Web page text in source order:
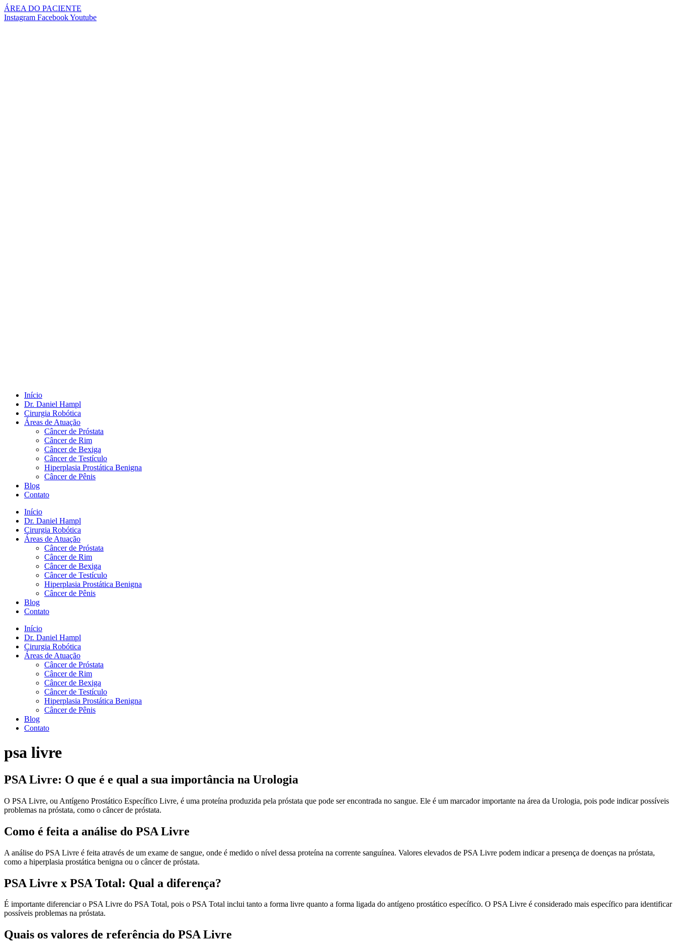
Pular
para
ÁREA DO PACIENTE
Instagram FacebookYoutube
Início
Dr. Daniel Hampl
Cirurgia Robótica
Áreas de Atuação
Câncer de Próstata
Câncer de Rim
Câncer de Bexiga
Câncer de Testículo
Hiperplasia Prostática Benigna
Câncer de Pênis
Blog
Contato
Início
Dr. Daniel Hampl
Cirurgia Robótica
Áreas de Atuação
Câncer de Próstata
Câncer de Rim
Câncer de Bexiga
Câncer de Testículo
Hiperplasia Prostática Benigna
Câncer de Pênis
Blog
Contato
Início
Dr. Daniel Hampl
Cirurgia Robótica
Áreas de Atuação
Câncer de Próstata
Câncer de Rim
Câncer de Bexiga
Câncer de Testículo
Hiperplasia Prostática Benigna
Câncer de Pênis
Blog
Contato
psa livre
PSA Livre: O que é e qual a sua importância na Urologia
O PSA Livre, ou Antígeno Prostático Específico Livre, é uma proteína produzida pela próstata que pode ser encontrada no sangue. Ele é um marcador importante na área da Urologia, pois pode indicar possíveis
problemas na próstata, como o câncer de próstata.
Como é feita a análise do PSA Livre
A análise do PSA Livre é feita através de um exame de sangue, onde é medido o nível dessa proteína na corrente sanguínea. Valores elevados de PSA Livre podem indicar a presença de doenças na próstata,
como a hiperplasia prostática benigna ou o câncer de próstata.
PSA Livre x PSA Total: Qual a diferença?
É importante diferenciar o PSA Livre do PSA Total, pois o PSA Total inclui tanto a forma livre quanto a forma ligada do antígeno prostático específico. O PSA Livre é considerado mais específico para identificar
possíveis problemas na próstata.
Quais os valores de referência do PSA Livre